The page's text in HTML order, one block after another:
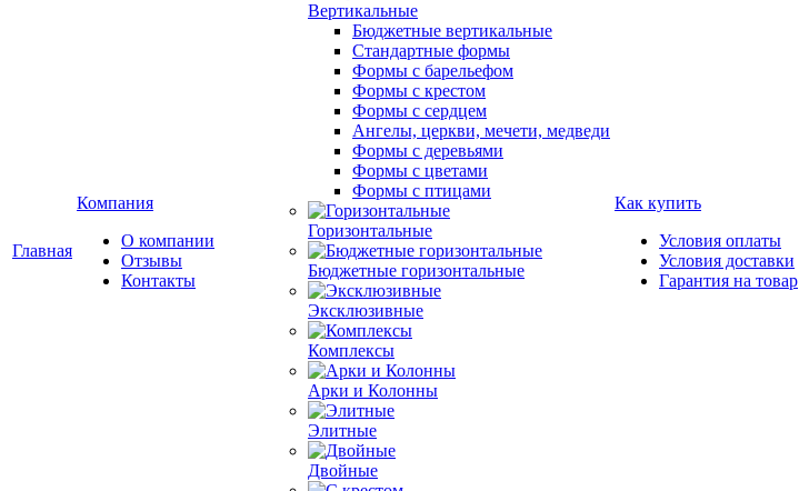
Главная
Компания
О компании
Отзывы
Контакты
Вертикальные
Бюджетные вертикальные
Стандартные формы
Формы с барельефом
Формы с крестом
Формы с сердцем
Ангелы, церкви, мечети, медведи
Формы с деревьями
Формы с цветами
Формы с птицами
Горизонтальные
Бюджетные горизонтальные
Эксклюзивные
Комплексы
Арки и Колонны
Элитные
Двойные
Как купить
Условия оплаты
Условия доставки
Гарантия на товар